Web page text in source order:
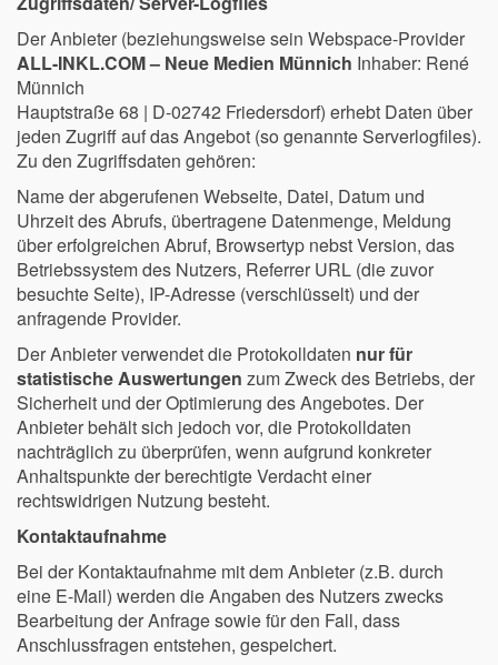
Der Anbieter (beziehungsweise sein Webspace-Provider
ALL-INKL.COM – Neue Medien Münnich Inhaber: René
Münnich
Hauptstraße 68 | D-02742 Friedersdorf) erhebt Daten über
jeden Zugriff auf das Angebot (so genannte Serverlogfiles).
Zu den Zugriffsdaten gehören:
Name der abgerufenen Webseite, Datei, Datum und
Uhrzeit des Abrufs, übertragene Datenmenge, Meldung
über erfolgreichen Abruf, Browsertyp nebst Version, das
Betriebssystem des Nutzers, Referrer URL (die zuvor
besuchte Seite), IP-Adresse (verschlüsselt) und der
anfragende Provider.
Der Anbieter verwendet die Protokolldaten nur für
statistische Auswertungen zum Zweck des Betriebs, der
Sicherheit und der Optimierung des Angebotes. Der
Anbieter behält sich jedoch vor, die Protokolldaten
nachträglich zu überprüfen, wenn aufgrund konkreter
Anhaltspunkte der berechtigte Verdacht einer
rechtswidrigen Nutzung besteht.
Kontaktaufnahme
Bei der Kontaktaufnahme mit dem Anbieter (z.B. durch
eine E-Mail) werden die Angaben des Nutzers zwecks
Bearbeitung der Anfrage sowie für den Fall, dass
Anschlussfragen entstehen, gespeichert.